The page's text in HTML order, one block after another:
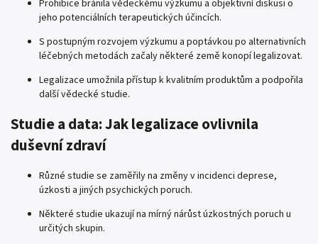
Prohibice bránila vědeckému výzkumu a objektivní diskusi o
jeho potenciálních terapeutických účincích.
S postupným rozvojem výzkumu a poptávkou po alternativních
léčebných metodách začaly některé země konopí legalizovat.
Legalizace umožnila přístup k kvalitním produktům a podpořila
další vědecké studie.
Studie a data: Jak legalizace ovlivnila
duševní zdraví
Různé studie se zaměřily na změny v incidenci deprese,
úzkosti a jiných psychických poruch.
Některé studie ukazují na mírný nárůst úzkostných poruch u
určitých skupin.